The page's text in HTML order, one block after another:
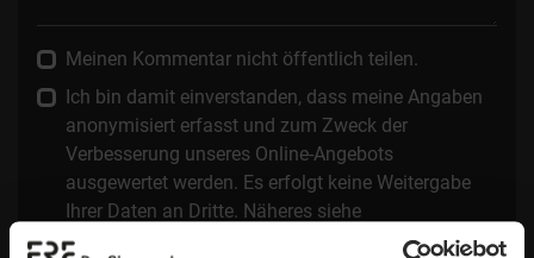
Meinen Kommentar nicht öffentlich teilen.
Ich bin damit einverstanden, dass meine Angaben
anonymisiert erfasst und zum Zweck der
Verbesserung unseres Online-Angebots
ausgewertet werden. Es erfolgt keine Weitergabe
Ihrer Daten an Dritte. Näheres siehe
Datenschutzerklärung